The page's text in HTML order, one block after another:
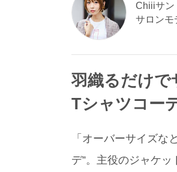
Chiiiサン
サロンモ
羽織るだけ
Tシャツコー
「オーバーサイズ
デ”。主役のジャケ